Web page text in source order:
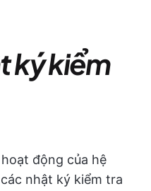
ký kiểm
động của hệ
nhật ký kiểm tra